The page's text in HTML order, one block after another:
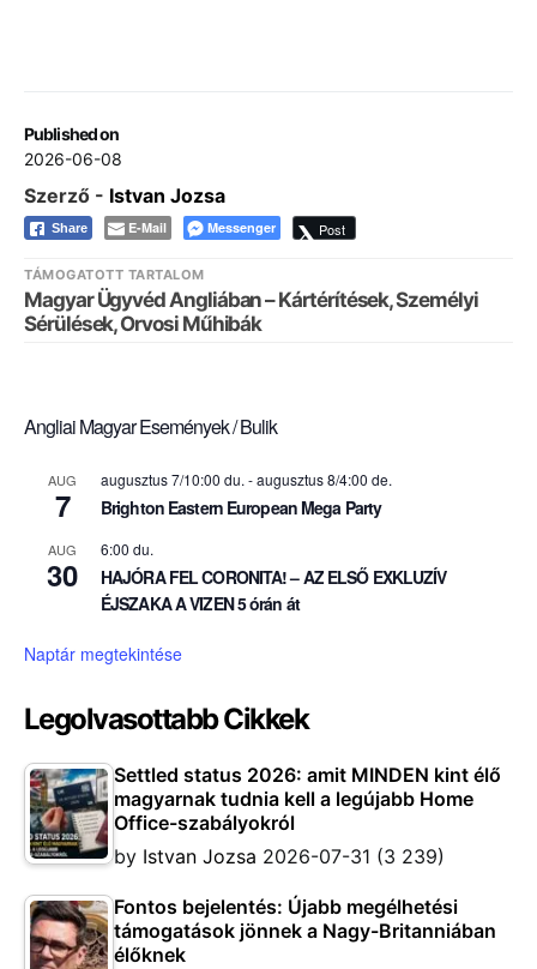
Published on
2026-06-08
Szerző - Istvan Jozsa
Share E-Mail Messenger Post
TÁMOGATOTT TARTALOM
Magyar Ügyvéd Angliában – Kártérítések, Személyi
Sérülések, Orvosi Műhibák
Angliai Magyar Események / Bulik
AUG
7
augusztus 7/10:00 du.-augusztus 8/4:00 de.
Brighton Eastern European Mega Party
AUG
30
6:00 du.
HAJÓRA FEL CORONITA! – AZ ELSŐ EXKLUZÍV
ÉJSZAKA A VIZEN 5 órán át
Naptár megtekintése
Legolvasottabb Cikkek
Settled status 2026: amit MINDEN kint élő
magyarnak tudnia kell a legújabb Home
Office-szabályokról
by Istvan Jozsa 2026-07-31 (3 239)
Fontos bejelentés: Újabb megélhetési
támogatások jönnek a Nagy-Britanniában
élőknek